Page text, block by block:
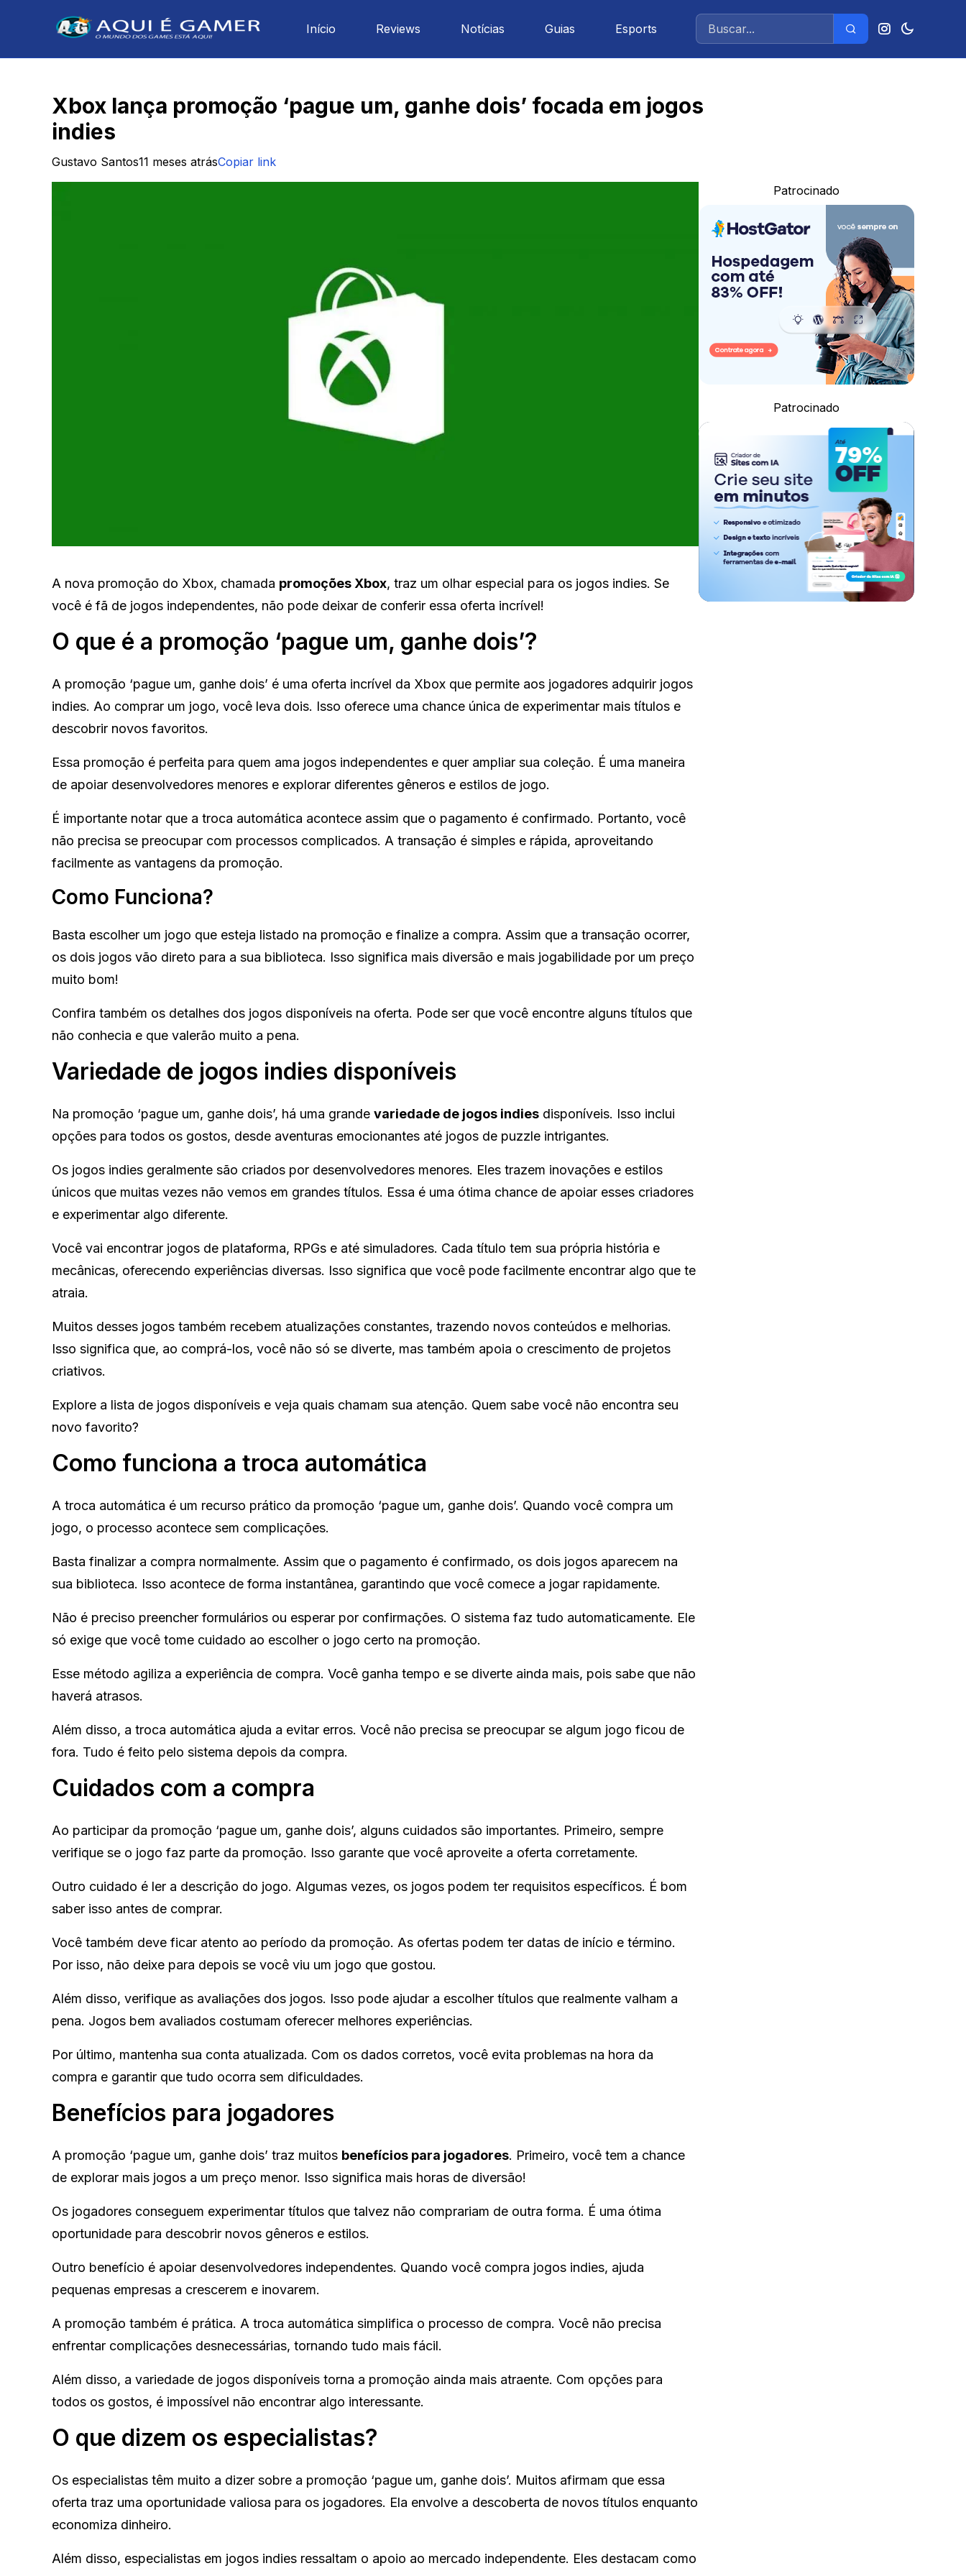
Início Reviews Notícias Guias Esports
Xbox lança promoção ‘pague um, ganhe dois’ focada em jogos
indies
Gustavo Santos11 meses atrásCopiar link
A nova promoção do Xbox, chamada promoções Xbox, traz um olhar especial para os jogos indies. Se
você é fã de jogos independentes, não pode deixar de conferir essa oferta incrível!
O que é a promoção ‘pague um, ganhe dois’?
A promoção ‘pague um, ganhe dois’ é uma oferta incrível da Xbox que permite aos jogadores adquirir jogos
indies. Ao comprar um jogo, você leva dois. Isso oferece uma chance única de experimentar mais títulos e
descobrir novos favoritos.
Essa promoção é perfeita para quem ama jogos independentes e quer ampliar sua coleção. É uma maneira
de apoiar desenvolvedores menores e explorar diferentes gêneros e estilos de jogo.
É importante notar que a troca automática acontece assim que o pagamento é confirmado. Portanto, você
não precisa se preocupar com processos complicados. A transação é simples e rápida, aproveitando
facilmente as vantagens da promoção.
Como Funciona?
Basta escolher um jogo que esteja listado na promoção e finalize a compra. Assim que a transação ocorrer,
os dois jogos vão direto para a sua biblioteca. Isso significa mais diversão e mais jogabilidade por um preço
muito bom!
Confira também os detalhes dos jogos disponíveis na oferta. Pode ser que você encontre alguns títulos que
não conhecia e que valerão muito a pena.
Variedade de jogos indies disponíveis
Na promoção ‘pague um, ganhe dois’, há uma grande variedade de jogos indies disponíveis. Isso inclui
opções para todos os gostos, desde aventuras emocionantes até jogos de puzzle intrigantes.
Os jogos indies geralmente são criados por desenvolvedores menores. Eles trazem inovações e estilos
únicos que muitas vezes não vemos em grandes títulos. Essa é uma ótima chance de apoiar esses criadores
e experimentar algo diferente.
Você vai encontrar jogos de plataforma, RPGs e até simuladores. Cada título tem sua própria história e
mecânicas, oferecendo experiências diversas. Isso significa que você pode facilmente encontrar algo que te
atraia.
Muitos desses jogos também recebem atualizações constantes, trazendo novos conteúdos e melhorias.
Isso significa que, ao comprá-los, você não só se diverte, mas também apoia o crescimento de projetos
criativos.
Explore a lista de jogos disponíveis e veja quais chamam sua atenção. Quem sabe você não encontra seu
novo favorito?
Como funciona a troca automática
A troca automática é um recurso prático da promoção ‘pague um, ganhe dois’. Quando você compra um
jogo, o processo acontece sem complicações.
Basta finalizar a compra normalmente. Assim que o pagamento é confirmado, os dois jogos aparecem na
sua biblioteca. Isso acontece de forma instantânea, garantindo que você comece a jogar rapidamente.
Não é preciso preencher formulários ou esperar por confirmações. O sistema faz tudo automaticamente. Ele
só exige que você tome cuidado ao escolher o jogo certo na promoção.
Esse método agiliza a experiência de compra. Você ganha tempo e se diverte ainda mais, pois sabe que não
haverá atrasos.
Além disso, a troca automática ajuda a evitar erros. Você não precisa se preocupar se algum jogo ficou de
fora. Tudo é feito pelo sistema depois da compra.
Cuidados com a compra
Ao participar da promoção ‘pague um, ganhe dois’, alguns cuidados são importantes. Primeiro, sempre
verifique se o jogo faz parte da promoção. Isso garante que você aproveite a oferta corretamente.
Outro cuidado é ler a descrição do jogo. Algumas vezes, os jogos podem ter requisitos específicos. É bom
saber isso antes de comprar.
Você também deve ficar atento ao período da promoção. As ofertas podem ter datas de início e término.
Por isso, não deixe para depois se você viu um jogo que gostou.
Além disso, verifique as avaliações dos jogos. Isso pode ajudar a escolher títulos que realmente valham a
pena. Jogos bem avaliados costumam oferecer melhores experiências.
Por último, mantenha sua conta atualizada. Com os dados corretos, você evita problemas na hora da
compra e garantir que tudo ocorra sem dificuldades.
Benefícios para jogadores
A promoção ‘pague um, ganhe dois’ traz muitos benefícios para jogadores. Primeiro, você tem a chance
de explorar mais jogos a um preço menor. Isso significa mais horas de diversão!
Os jogadores conseguem experimentar títulos que talvez não comprariam de outra forma. É uma ótima
oportunidade para descobrir novos gêneros e estilos.
Outro benefício é apoiar desenvolvedores independentes. Quando você compra jogos indies, ajuda
pequenas empresas a crescerem e inovarem.
A promoção também é prática. A troca automática simplifica o processo de compra. Você não precisa
enfrentar complicações desnecessárias, tornando tudo mais fácil.
Além disso, a variedade de jogos disponíveis torna a promoção ainda mais atraente. Com opções para
todos os gostos, é impossível não encontrar algo interessante.
O que dizem os especialistas?
Os especialistas têm muito a dizer sobre a promoção ‘pague um, ganhe dois’. Muitos afirmam que essa
oferta traz uma oportunidade valiosa para os jogadores. Ela envolve a descoberta de novos títulos enquanto
economiza dinheiro.
Além disso, especialistas em jogos indies ressaltam o apoio ao mercado independente. Eles destacam como
Patrocinado
Patrocinado